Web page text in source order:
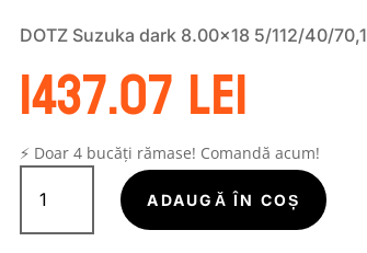
DOTZ Suzuka dark 8.00×18 5/112/40/70,1
1437.07lei
⚡ Doar 4 bucăți rămase! Comandă acum!
Cantitate
Janta
aliaj
ADAUGĂ ÎN COȘ